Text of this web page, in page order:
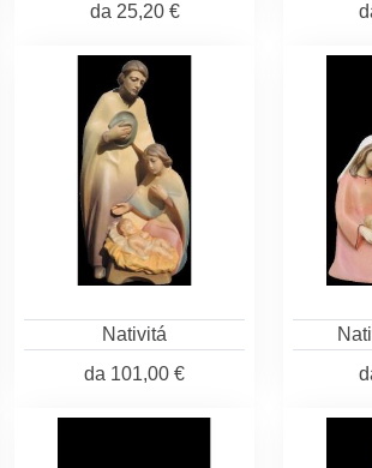
da 25,20 €
Nativitá
da 101,00 €